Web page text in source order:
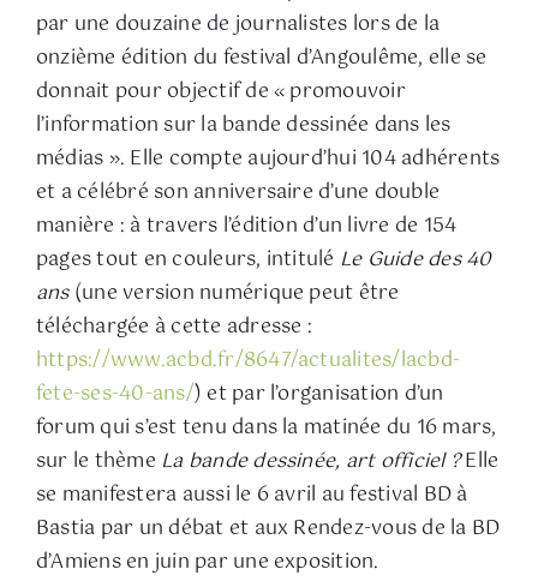
par une douzaine de journalistes lors de la
onzième édition du festival d’Angoulême, elle se
donnait pour objectif de « promouvoir
l’information sur la bande dessinée dans les
médias ». Elle compte aujourd’hui 104 adhérents
et a célébré son anniversaire d’une double
manière : à travers l’édition d’un livre de 154
pages tout en couleurs, intitulé Le Guide des 40
ans(une version numérique peut être
téléchargée à cette adresse :
https://www.acbd.fr/8647/actualites/lacbd-
fete-ses-40-ans/) et par l’organisation d’un
forum qui s’est tenu dans la matinée du 16 mars,
sur le thème La bande dessinée, art officiel ?Elle
se manifestera aussi le 6 avril au festival BD à
Bastia par un débat et aux Rendez-vous de la BD
d’Amiens en juin par une exposition.